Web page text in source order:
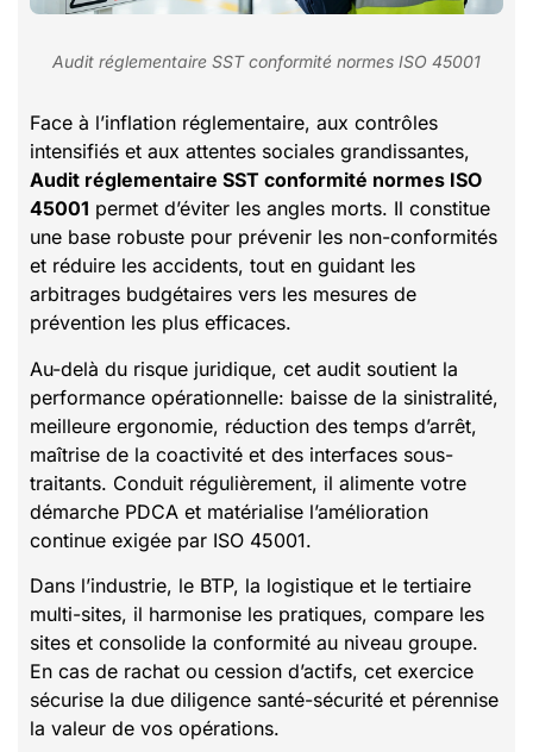
Audit réglementaire SST conformité normes ISO 45001
Face à l’inflation réglementaire, aux contrôles
intensifiés et aux attentes sociales grandissantes,
Audit réglementaire SST conformité normes ISO
45001 permet d’éviter les angles morts. Il constitue
une base robuste pour prévenir les non-conformités
et réduire les accidents, tout en guidant les
arbitrages budgétaires vers les mesures de
prévention les plus efficaces.
Au-delà du risque juridique, cet audit soutient la
performance opérationnelle: baisse de la sinistralité,
meilleure ergonomie, réduction des temps d’arrêt,
maîtrise de la coactivité et des interfaces sous-
traitants. Conduit régulièrement, il alimente votre
démarche PDCA et matérialise l’amélioration
continue exigée par ISO 45001.
Dans l’industrie, le BTP, la logistique et le tertiaire
multi-sites, il harmonise les pratiques, compare les
sites et consolide la conformité au niveau groupe.
En cas de rachat ou cession d’actifs, cet exercice
sécurise la due diligence santé-sécurité et pérennise
la valeur de vos opérations.